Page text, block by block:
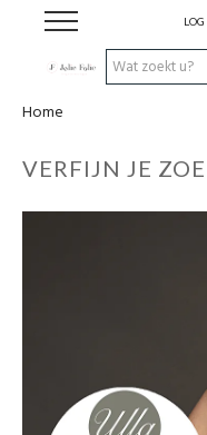
Home
Dames
Badmode
Home
VERFIJN JE